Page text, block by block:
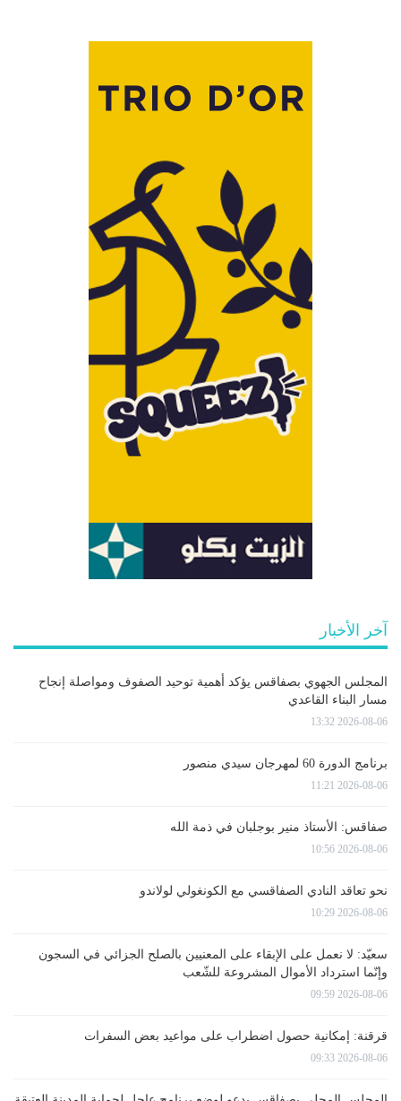
آخر الأخبار
المجلس الجهوي بصفاقس يؤكد أهمية توحيد الصفوف ومواصلة إنجاح
مسار البناء القاعدي
2026-08-06 13:32
برنامج الدورة 60 لمهرجان سيدي منصور
2026-08-06 11:21
صفاقس: الأستاذ منير بوجلبان في ذمة الله
2026-08-06 10:56
نحو تعاقد النادي الصفاقسي مع الكونغولي لولاندو
2026-08-06 10:29
سعيّد: لا نعمل على الإبقاء على المعنيين بالصلح الجزائي في السجون
وإنّما استرداد الأموال المشروعة للشّعب
2026-08-06 09:59
قرقنة: إمكانية حصول اضطراب على مواعيد بعض السفرات
2026-08-06 09:33